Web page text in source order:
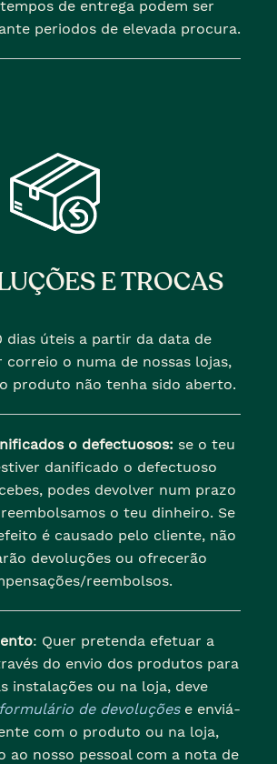
de entrega podem ser
periodos de elevada procura.
E TROCAS
dias úteis a partir da data de
correio o numa de nossas lojas,
produto não tenha sido aberto.
o defectuosos: se o teu
danificado o defectuoso
podes devolver num prazo
o teu dinheiro. Se
é causado pelo cliente, não
devoluções ou ofrecerão
reembolsos.
: Quer pretenda efetuar a
do envio dos produtos para
instalações ou na loja, deve
formulário de devoluçõese enviá-
com o produto ou na loja,
ao nosso pessoal com a nota de